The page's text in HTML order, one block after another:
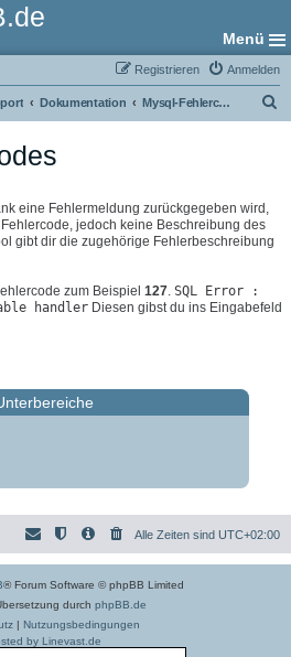
Menü
Anmelden
Registrieren
Dokumentation Mysql-Fehlercodes
eine Fehlermeldung zurückgegeben wird,
jedoch keine Beschreibung des
gibt dir die zugehörige Fehlerbeschreibung
zum Beispiel 127. SQL Error :
handler Diesen gibst du ins Eingabefeld
Alle Zeiten sind UTC+02:00
® Forum Software © phpBB Limited
durch phpBB.de
| Nutzungsbedingungen
by Linevast.de